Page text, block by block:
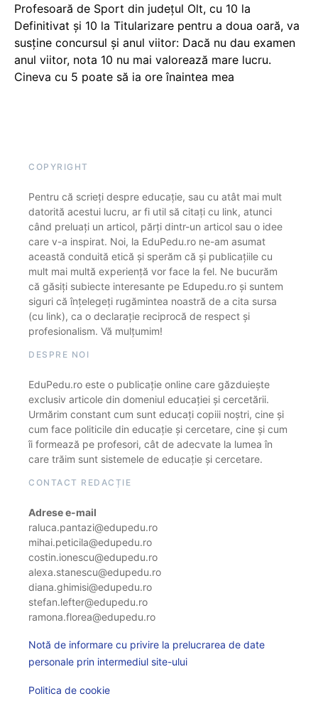
Profesoară de Sport din județul Olt, cu 10 la
Definitivat și 10 la Titularizare pentru a doua oară, va
susține concursul și anul viitor: Dacă nu dau examen
anul viitor, nota 10 nu mai valorează mare lucru.
Cineva cu 5 poate să ia ore înaintea mea
COPYRIGHT
Pentru că scrieți despre educație, sau cu atât mai mult
datorită acestui lucru, ar fi util să citați cu link, atunci
când preluați un articol, părți dintr-un articol sau o idee
care v-a inspirat. Noi, la EduPedu.ro ne-am asumat
această conduită etică și sperăm că și publicațiile cu
mult mai multă experiență vor face la fel. Ne bucurăm
că găsiți subiecte interesante pe Edupedu.ro și suntem
siguri că înțelegeți rugămintea noastră de a cita sursa
(cu link), ca o declarație reciprocă de respect și
profesionalism. Vă mulțumim!
DESPRE NOI
EduPedu.ro este o publicație online care găzduiește
exclusiv articole din domeniul educației și cercetării.
Urmărim constant cum sunt educați copiii noștri, cine și
cum face politicile din educație și cercetare, cine și cum
îi formează pe profesori, cât de adecvate la lumea în
care trăim sunt sistemele de educație și cercetare.
CONTACT REDACȚIE
Adrese e-mail
raluca.pantazi@edupedu.ro
mihai.peticila@edupedu.ro
costin.ionescu@edupedu.ro
alexa.stanescu@edupedu.ro
diana.ghimisi@edupedu.ro
stefan.lefter@edupedu.ro
ramona.florea@edupedu.ro
Notă de informare cu privire la prelucrarea de date
personale prin intermediul site-ului
Politica de cookie